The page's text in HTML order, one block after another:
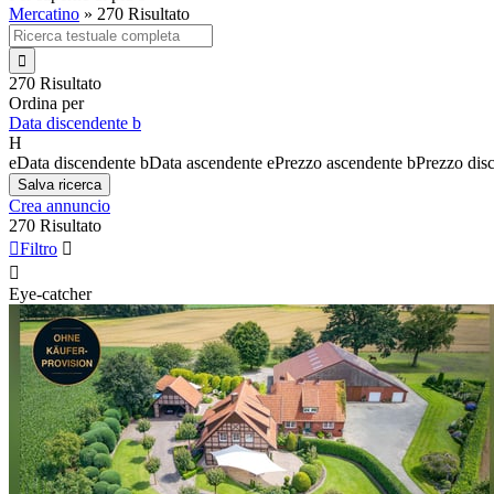
Mercatino » 270 Risultato

270 Risultato
Ordina per
Data discendente b
H
eData discendente bData ascendente ePrezzo ascendente bPrezzo
Salva ricerca
Crea annuncio
270 Risultato
Filtro 

Eye-catcher